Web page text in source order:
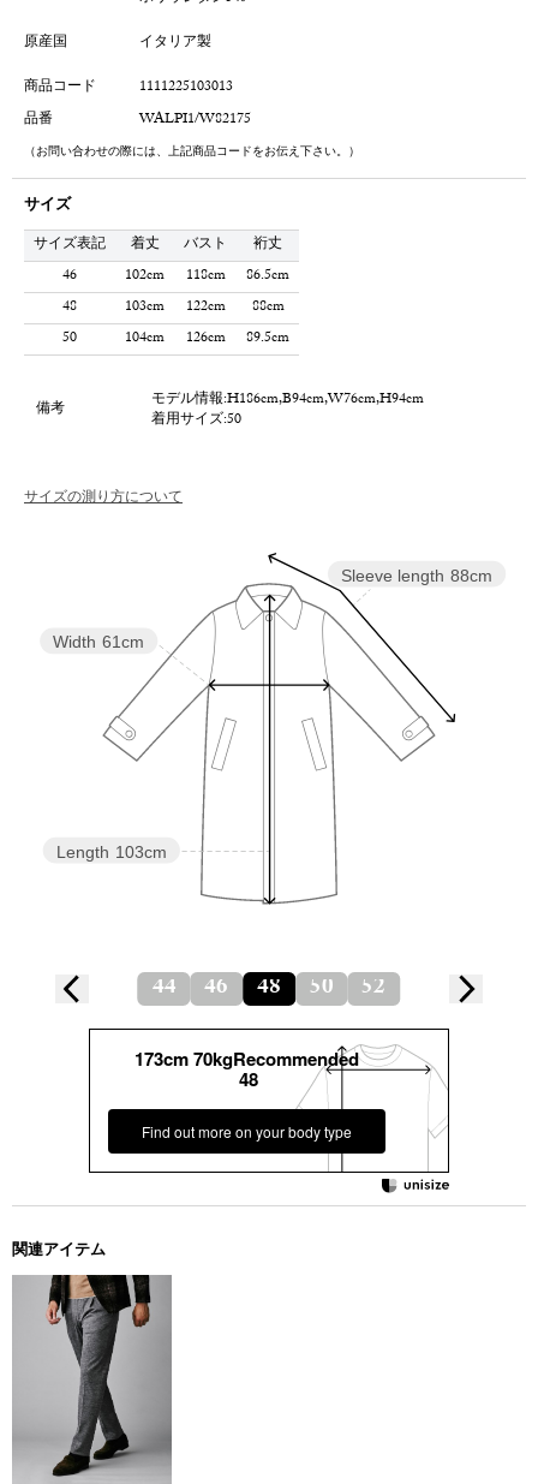
原産国
イタリア製
商品コード
1111225103013
品番
WALPI1/W82175
（お問い合わせの際には、上記商品コードをお伝え下さい。）
サイズ
サイズ表記 着丈 バスト
裄丈
46
102cm 118cm
86.5cm
48
103cm 122cm
88cm
50
104cm 126cm 89.5cm
備考
モデル情報:H186cm,B94cm,W76cm,H94cm
着用サイズ:50
サイズの測り方について
Sleeve length 88cm
Length 103cm
Width 61cm
44 46 48 50 52
173cm 70kgRecommended
48
Find out more on your body type
関連アイテム